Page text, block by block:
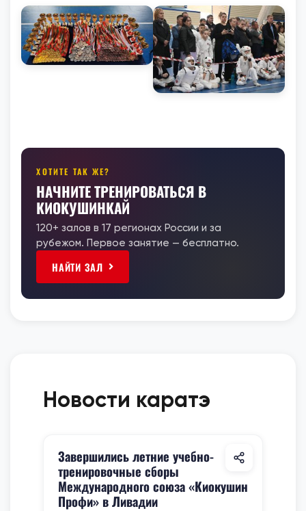
ХОТИТЕ ТАК ЖЕ?
НАЧНИТЕ ТРЕНИРОВАТЬСЯ В
КИОКУШИНКАЙ
120+ залов в 17 регионах России и за
рубежом. Первое занятие — бесплатно.
НАЙТИ ЗАЛ
Новости каратэ
Завершились летние учебно-
тренировочные сборы
Международного союза «Киокушин
Профи» в Ливадии